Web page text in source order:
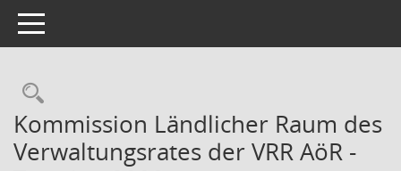
Toggle navigation
Rechercheauswahl
Kommission Ländlicher Raum des
Verwaltungsrates der VRR AöR -